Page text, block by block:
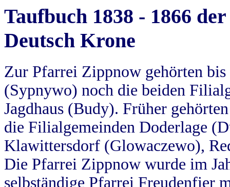
Taufbuch 1838 - 1866
Deutsch Krone
Zur Pfarrei Zippnow gehörten
(Sypnywo) noch die beiden
Jagdhaus (Budy). Früher
die Filialgemeinden Doderlage
Klawittersdorf (Glowaczewo),
Die Pfarrei Zippnow wurde im
selbständige Pfarrei Freudenfier